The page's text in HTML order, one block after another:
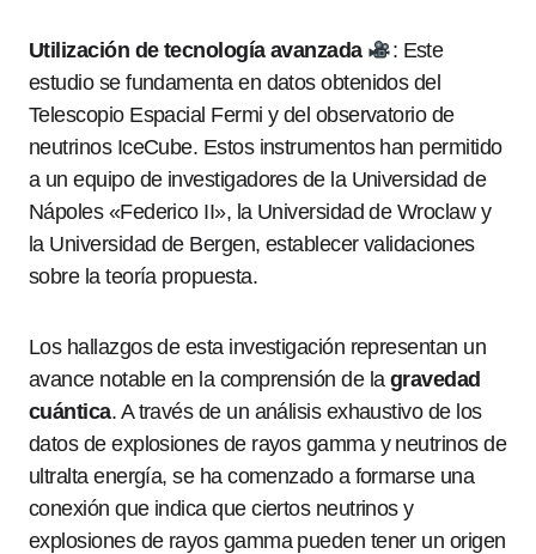
Utilización de tecnología avanzada
: Este
estudio se fundamenta en datos obtenidos del
Telescopio Espacial Fermi y del observatorio de
neutrinos IceCube. Estos instrumentos han permitido
a un equipo de investigadores de la Universidad de
Nápoles «Federico II», la Universidad de Wroclaw y
la Universidad de Bergen, establecer validaciones
sobre la teoría propuesta.
Los hallazgos de esta investigación representan un
avance notable en la comprensión de la gravedad
cuántica. A través de un análisis exhaustivo de los
datos de explosiones de rayos gamma y neutrinos de
ultralta energía, se ha comenzado a formarse una
conexión que indica que ciertos neutrinos y
explosiones de rayos gamma pueden tener un origen